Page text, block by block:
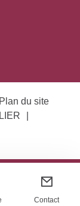
Contact
Plan du site